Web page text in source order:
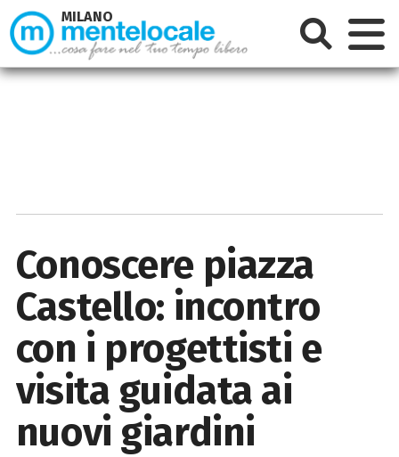
Conoscere piazza
Castello: incontro
con i progettisti e
visita guidata ai
nuovi giardini
MILANO